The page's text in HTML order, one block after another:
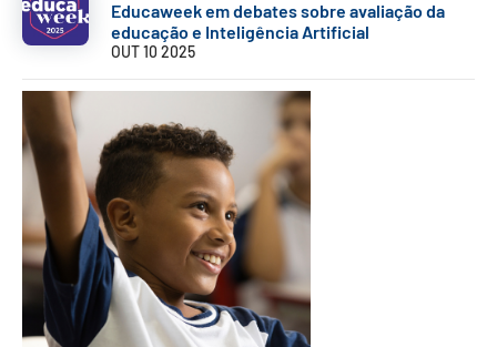
Educaweek em debates sobre avaliação da
educação e Inteligência Artificial
OUT 10 2025